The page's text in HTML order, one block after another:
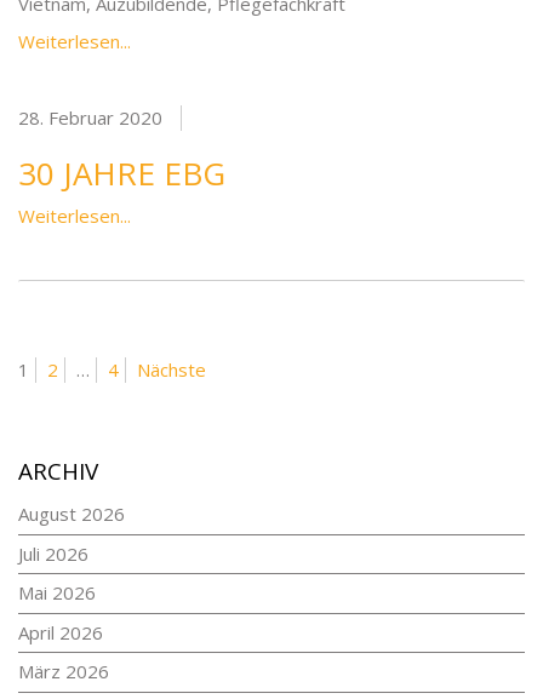
Weiterlesen...
28. Februar 2020
30 JAHRE EBG
Weiterlesen...
BEITRAGSNAVIGATION
Seite
1 Seite
2 … Seite
4 Nächste
ARCHIV
August 2026
Juli 2026
Mai 2026
April 2026
März 2026